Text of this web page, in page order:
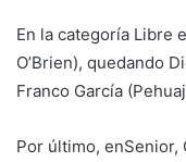
En la categoría Libre
O’Brien), quedando
Franco García
Por último, enSenior,